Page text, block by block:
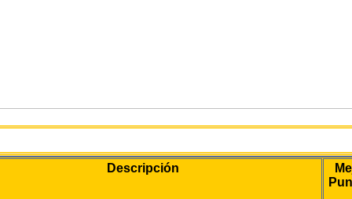
Descripción